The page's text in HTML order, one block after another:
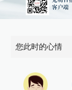
您此时的心情